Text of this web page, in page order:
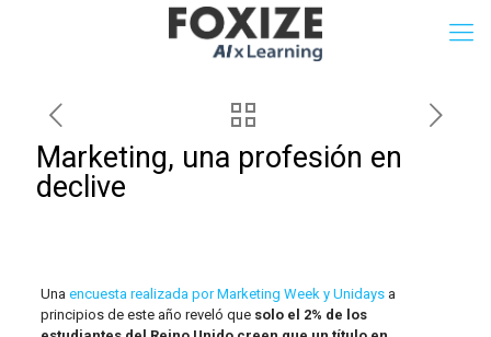
Marketing, una profesión en
declive
Una encuesta realizada por Marketing Week y Unidaysa
principios de este año reveló que solo el 2% de los